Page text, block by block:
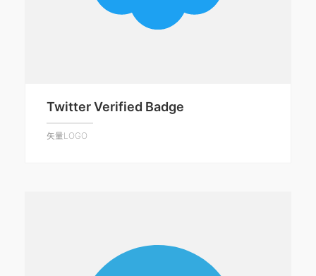
Twitter Verified Badge
矢量LOGO